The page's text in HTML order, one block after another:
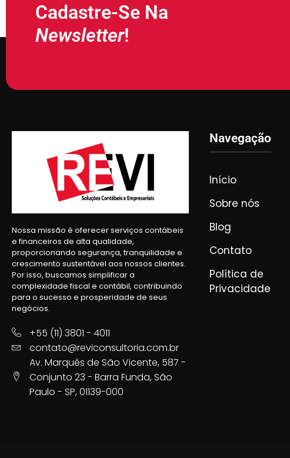
Cadastre-Se Na
Newsletter!
Nossa missão é oferecer serviços contábeis
e financeiros de alta qualidade,
proporcionando segurança, tranquilidade e
crescimento sustentável aos nossos clientes.
Por isso, buscamos simplificar a
complexidade fiscal e contábil, contribuindo
para o sucesso e prosperidade de seus
negócios.
+55 (11) 3801 - 4011
contato@reviconsultoria.com.br
Av. Marquês de São Vicente, 587 -
Conjunto 23 - Barra Funda, São
Paulo - SP, 01139-000
Navegação
Início
Sobre nós
Blog
Contato
Política de
Privacidade